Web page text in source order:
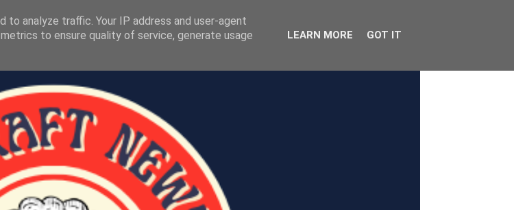
analyze traffic. Your IP address and user-agent
to ensure quality of service, generate usage
LEARN MORE GOT IT